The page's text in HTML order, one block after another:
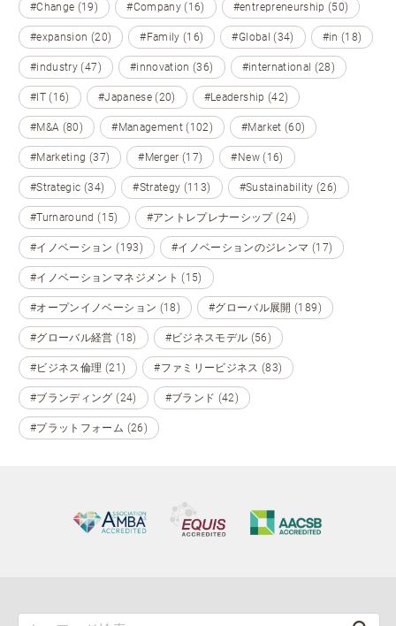
#Change (19) #Company (16) #entrepreneurship (50)
#expansion (20) #Family (16) #Global (34) #in (18)
#industry (47) #innovation (36) #international (28)
#IT (16) #Japanese (20) #Leadership (42)
#M&A (80) #Management (102) #Market (60)
#Marketing (37) #Merger (17) #New (16)
#Strategic (34) #Strategy (113) #Sustainability (26)
#Turnaround (15) #アントレプレナーシップ (24)
#イノベーション (193) #イノベーションのジレンマ (17)
#イノベーションマネジメント (15)
#オープンイノベーション (18) #グローバル展開 (189)
#グローバル経営 (18) #ビジネスモデル (56)
#ビジネス倫理 (21) #ファミリービジネス (83)
#ブランディング (24) #ブランド (42)
#プラットフォーム (26)